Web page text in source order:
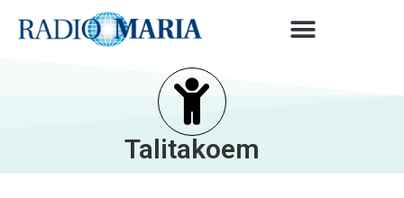
Talitakoem